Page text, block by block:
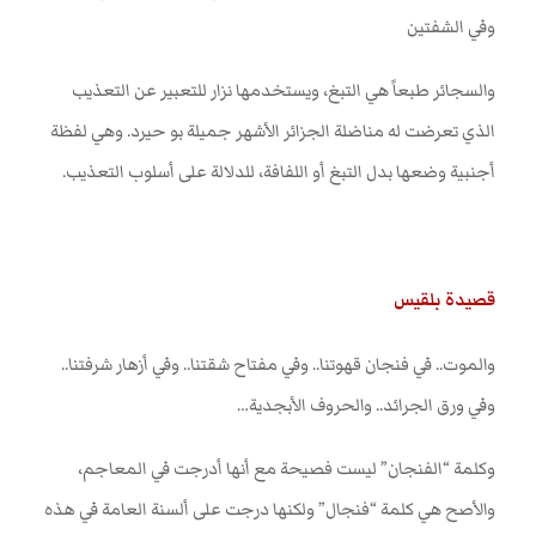
وفي الشفتين
والسجائر طبعاً هي التبغ، ويستخدمها نزار للتعبير عن التعذيب
الذي تعرضت له مناضلة الجزائر الأشهر جميلة بو حيرد. وهي لفظة
أجنبية وضعها بدل التبغ أو اللفافة، للدلالة على أسلوب التعذيب.
قصيدة بلقيس
والموت.. في فنجان قهوتنا.. وفي مفتاح شقتنا.. وفي أزهار شرفتنا..
وفي ورق الجرائد.. والحروف الأبجدية…
وكلمة “الفنجان” ليست فصيحة مع أنها أدرجت في المعاجم،
والأصح هي كلمة “فنجال” ولكنها درجت على ألسنة العامة في هذه